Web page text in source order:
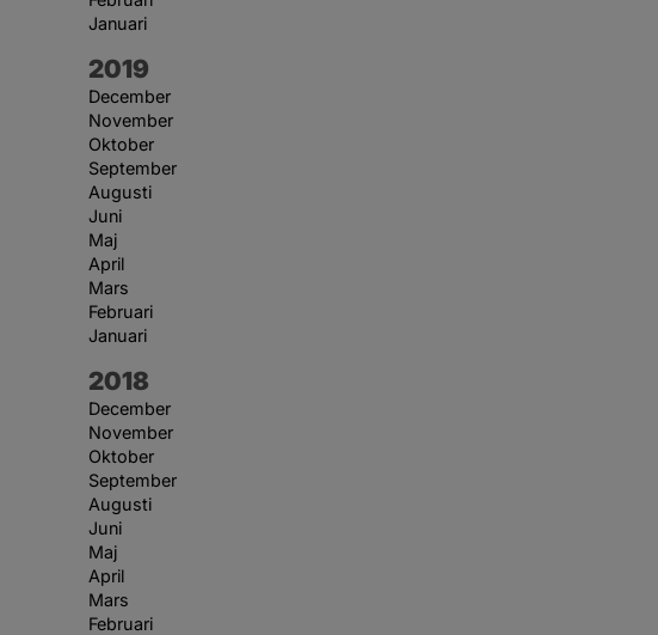
Januari
År:
2019
December
November
Oktober
September
Augusti
Juni
Maj
April
Mars
Februari
Januari
År:
2018
December
November
Oktober
September
Augusti
Juni
Maj
April
Mars
Februari